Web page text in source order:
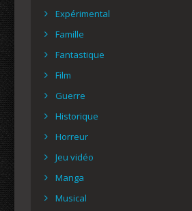
Expérimental
Famille
Fantastique
Film
Guerre
Historique
Horreur
Jeu vidéo
Manga
Musical